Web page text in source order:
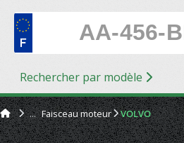
Rechercher par modèle
Faisceau moteur VOLVO